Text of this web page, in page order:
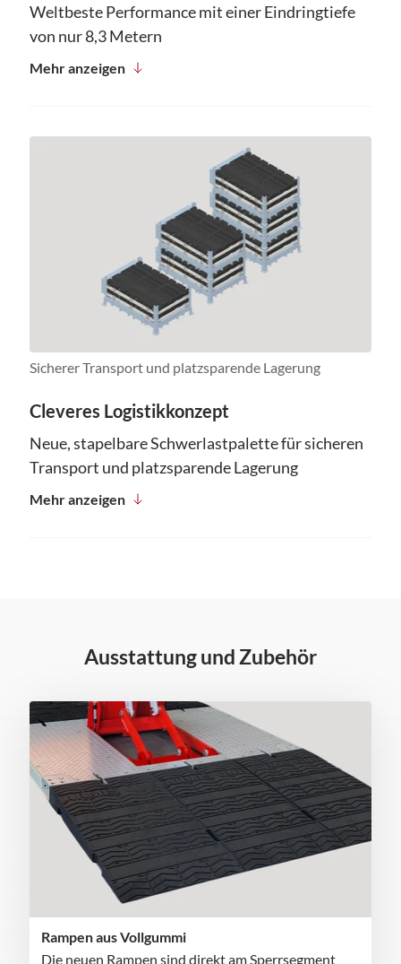
Weltbeste Performance mit einer Eindringtiefe
von nur 8,3 Metern
Mehr anzeigen
Sicherer Transport und platzsparende Lagerung
Cleveres Logistikkonzept
Neue, stapelbare Schwerlastpalette für sicheren
Transport und platzsparende Lagerung
Mehr anzeigen
Ausstattung und Zubehör
Rampen aus Vollgummi
Die neuen Rampen sind direkt am Sperrsegment